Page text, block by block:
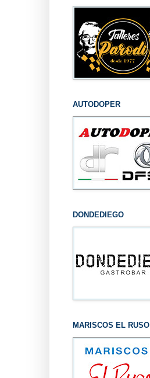
AUTODOPER
DONDEDIEGO
MARISCOS EL RUSO